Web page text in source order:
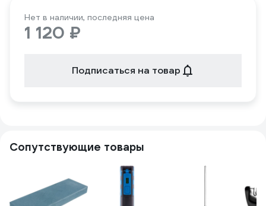
Нет в наличии, последняя цена
1 120 ₽
Подписаться на товар
Сопутствующие товары